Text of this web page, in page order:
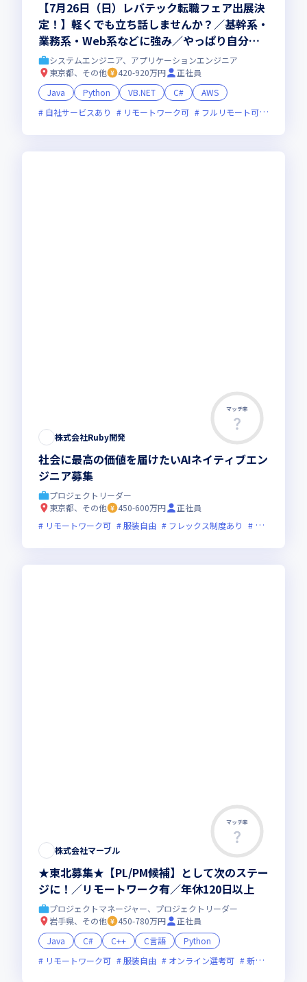
【7月26日（日）レバテック転職フェア出展決
定！】軽くでも立ち話しませんか？／基幹系・
業務系・Web系などに強み／やっぱり自分で
もシステム開発したい／AIとの共存／現年収は
キープしたい／できる限り通勤時間は少ない方
がいい／技術だけでなく人としても頼られる存
在になりたい／部活での交流もできると嬉しい
部、地図部などメジャーなものからマニアック
なものまで）
システムエンジニア、アプリケーションエンジニア
東京都、その他
420-920万円
正社員
Java
Python VB.NET C#
AWS
自社サービスあり
リモートワーク可 フルリモート可
マッチ率
株式会社Ruby開発
社会に最高の価値を届けたいAIネイティブエン
ジニア募集
プロジェクトリーダー
東京都、その他
450-600万円
正社員
リモートワーク可
服装自由 フレックス制度あり 新技術に積極
マッチ率
株式会社マーブル
★東北募集★【PL/PM候補】として次のステー
ジに！／リモートワーク有／年休120日以上
プロジェクトマネージャー、プロジェクトリーダー
岩手県、その他
450-780万円
正社員
Java
C# C++ C言語
Python
リモートワーク可
服装自由 オンライン選考可 新技術に積極的